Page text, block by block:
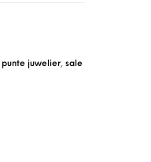
punte juwelier, sale